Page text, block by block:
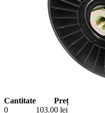
Cantitate
Preț
0
103.00 lei